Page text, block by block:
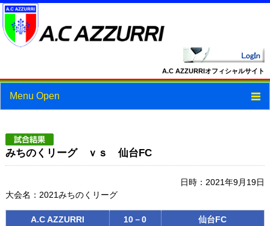
A.C AZZURRIオフィシャルサイト
Menu Open
ニュース
スタッフ・選手紹介
フォトギャラリー
みちのくリーグ ｖｓ 仙台FC
日時：2021年9月19日
大会名：2021みちのくリーグ
A.C AZZURRI 10－0
仙台FC